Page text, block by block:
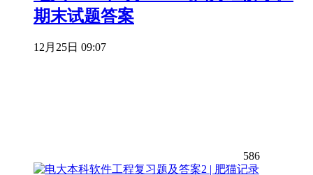
期末试题答案
12月25日 09:07
586